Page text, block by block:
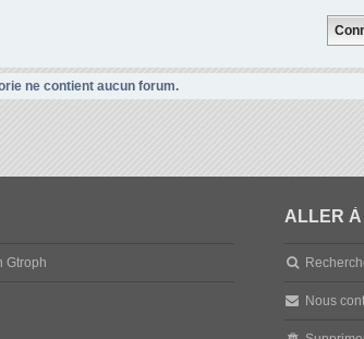
ne contient aucun forum.
Gtroph
ALLER À
Nous